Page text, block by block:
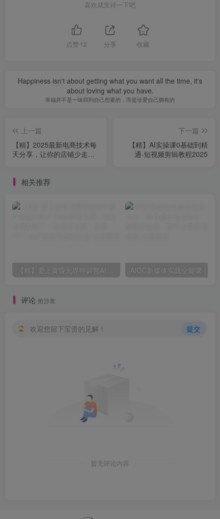
喜欢就支持一下吧
点赞 12 分享 收藏
Happiness isn't about getting what you want all the time, it's
about loving what you have.
幸福并不是一味得到自己想要的，而是珍爱自己拥有的
上一篇
【精】2025最新电商技术每
天分享，让你的店铺少走弯
下一篇
【精】AI实操课0基础到精
通-短视频剪辑教程2025
相关推荐
评论 抢沙发
欢迎您留下宝贵的见解！ 提交
暂无评论内容